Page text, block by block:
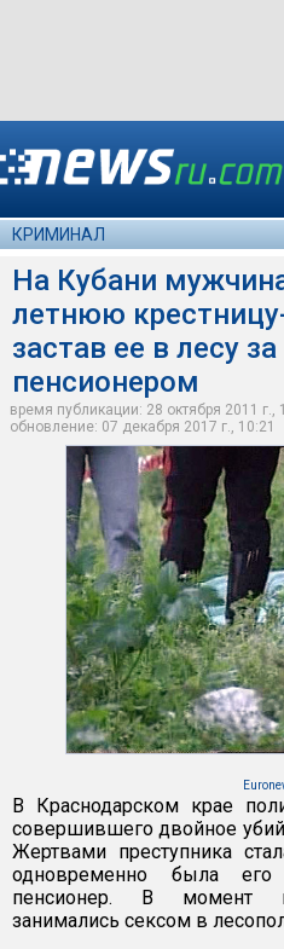
КРИМИНАЛ
На Кубани
летнюю
застав ее в лесу
пенсионером
время публикации: 28 октября 2011
обновление: 07 декабря 2017 г., 10:21
В Краснодарском крае
совершившего двойное
Жертвами преступника
одновременно была
пенсионер. В момент
занимались сексом в